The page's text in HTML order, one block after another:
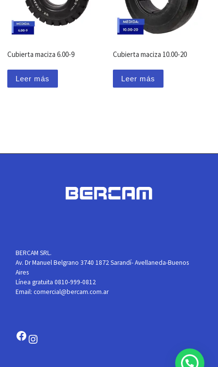
Cubierta maciza 6.00-9
Leer más
Cubierta maciza 10.00-20
Leer más
BERCAM SRL.
Av. Dr Manuel Belgrano 3740 1872 Sarandí- Avellaneda-Buenos
Aires
Línea gratuita 0810-999-0812
Email: comercial@bercam.com.ar